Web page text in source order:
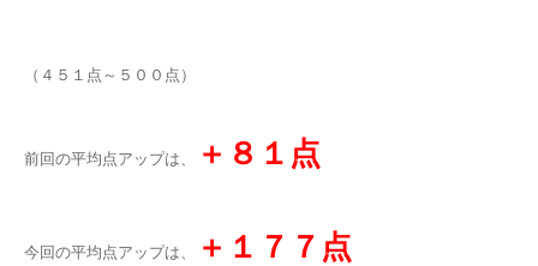
（４５１点～５００点）
前回の平均点アップは、 ＋８１点
今回の平均点アップは、 ＋１７７点